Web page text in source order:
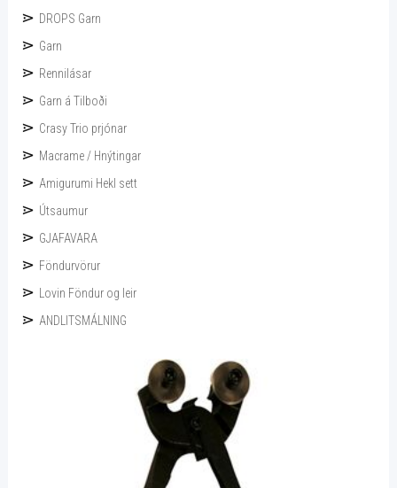
DROPS Garn
Garn
Rennilásar
Garn á Tilboði
Crasy Trio prjónar
Macrame / Hnýtingar
Amigurumi Hekl sett
Útsaumur
GJAFAVARA
Föndurvörur
Lovin Föndur og leir
ANDLITSMÁLNING